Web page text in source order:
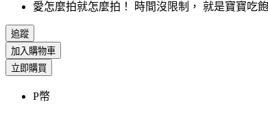
愛怎麼拍就怎麼拍！ 時間沒限制， 就是寶寶吃
追蹤
加入購物車
立即購買
P幣